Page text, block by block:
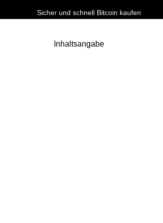
Sicher und schnell Bitcoin kaufen
Inhaltsangabe